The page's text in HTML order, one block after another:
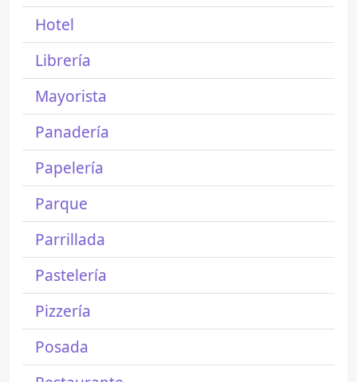
Hotel
Librería
Mayorista
Panadería
Papelería
Parque
Parrillada
Pastelería
Pizzería
Posada